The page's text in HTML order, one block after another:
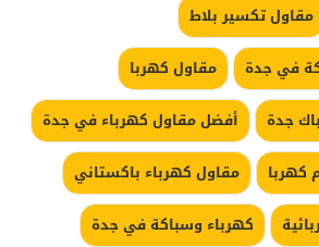
مقاول تكسير بلاط
في جدة
مقاول كهربا
جدة
أفضل مقاول كهرباء في جدة
كهربا
مقاول كهرباء باكستاني
كهرباء وسباكة في جدة